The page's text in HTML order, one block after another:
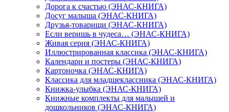
Дорога к счастью (ЭНАС-КНИГА)
Досуг малыша (ЭНАС-КНИГА)
Друзья-товарищи (ЭНАС-КНИГА)
Если веришь в чудеса… (ЭНАС-КНИГА)
Живая серия (ЭНАС-КНИГА)
Иллюстрированная классика (ЭНАС-КНИГА)
Календари и постеры (ЭНАС-КНИГА)
Картоночка (ЭНАС-КНИГА)
Классика для младшеклассника (ЭНАС-КНИГА)
Книжка-улыбка (ЭНАС-КНИГА)
Книжные комплекты для малышей и
дошкольников (ЭНАС-КНИГА)